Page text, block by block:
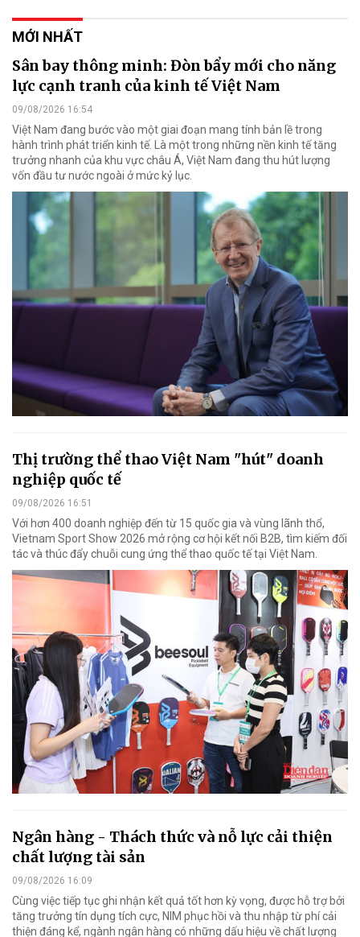
MỚI NHẤT
Sân bay thông minh: Đòn bẩy mới cho năng
lực cạnh tranh của kinh tế Việt Nam
09/08/2026 16:54
Việt Nam đang bước vào một giai đoạn mang tính bản lề trong
hành trình phát triển kinh tế. Là một trong những nền kinh tế tăng
trưởng nhanh của khu vực châu Á, Việt Nam đang thu hút lượng
vốn đầu tư nước ngoài ở mức kỷ lục.
Thị trường thể thao Việt Nam "hút" doanh
nghiệp quốc tế
09/08/2026 16:51
Với hơn 400 doanh nghiệp đến từ 15 quốc gia và vùng lãnh thổ,
Vietnam Sport Show 2026 mở rộng cơ hội kết nối B2B, tìm kiếm đối
tác và thúc đẩy chuỗi cung ứng thể thao quốc tế tại Việt Nam.
Ngân hàng - Thách thức và nỗ lực cải thiện
chất lượng tài sản
09/08/2026 16:09
Cùng việc tiếp tục ghi nhận kết quả tốt hơn kỳ vọng, được hỗ trợ bởi
tăng trưởng tín dụng tích cực, NIM phục hồi và thu nhập từ phí cải
thiện đáng kể, ngành ngân hàng có những dấu hiệu về chất lượng